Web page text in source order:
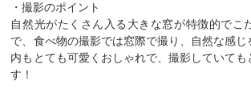
・撮影のポイント
自然光がたくさん入る大きな窓が特徴的でこ
で、食べ物の撮影では窓際で撮り、自然な感
内もとても可愛くおしゃれで、撮影していて
す！